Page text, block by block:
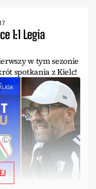
1:1 Legia
w tym sezonie
spotkania z Kielc!